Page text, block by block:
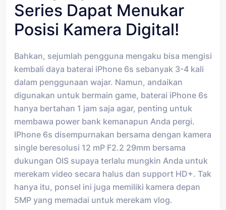
Series Dapat Menukar
Posisi Kamera Digital!
Bahkan, sejumlah pengguna mengaku bisa mengisi
kembali daya baterai iPhone 6s sebanyak 3-4 kali
dalam penggunaan wajar. Namun, andaikan
digunakan untuk bermain game, baterai iPhone 6s
hanya bertahan 1 jam saja agar, penting untuk
membawa power bank kemanapun Anda pergi.
IPhone 6s disempurnakan bersama dengan kamera
single beresolusi 12 mP F2.2 29mm bersama
dukungan OIS supaya terlalu mungkin Anda untuk
merekam video secara halus dan support HD+. Tak
hanya itu, ponsel ini juga memiliki kamera depan
5MP yang memadai untuk merekam vlog.